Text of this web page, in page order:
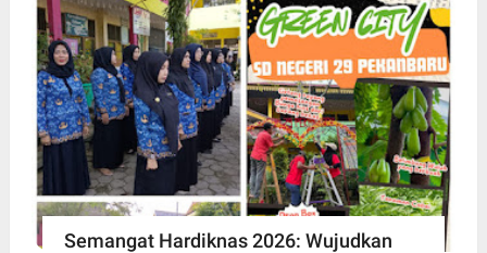
Semangat Hardiknas 2026: Wujudkan